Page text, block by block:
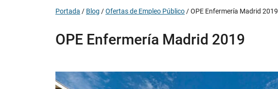
Portada / Blog /Ofertas de Empleo Público /OPE Enfermería Madrid 2019
OPE Enfermería Madrid 2019